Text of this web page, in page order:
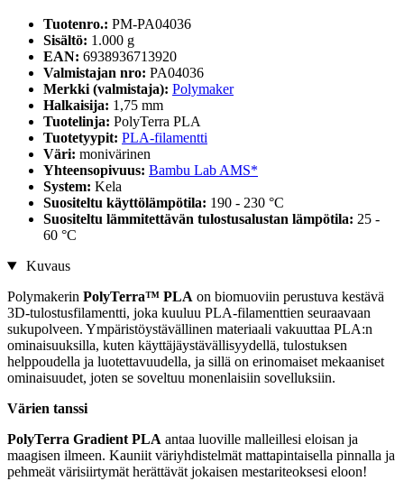
Tuotenro.: PM-PA04036
Sisältö: 1.000 g
EAN: 6938936713920
Valmistajan nro: PA04036
Merkki (valmistaja): Polymaker
Halkaisija: 1,75 mm
Tuotelinja: PolyTerra PLA
Tuotetyypit: PLA-filamentti
Väri: monivärinen
Yhteensopivuus: Bambu Lab AMS*
System: Kela
Suositeltu käyttölämpötila: 190 - 230 °C
Suositeltu lämmitettävän tulostusalustan lämpötila: 25 -
60 °C
Kuvaus
Polymakerin PolyTerra™️ PLA on biomuoviin perustuva kestävä
3D-tulostusfilamentti, joka kuuluu PLA-filamenttien seuraavaan
sukupolveen. Ympäristöystävällinen materiaali vakuuttaa PLA:n
ominaisuuksilla, kuten käyttäjäystävällisyydellä, tulostuksen
helppoudella ja luotettavuudella, ja sillä on erinomaiset mekaaniset
ominaisuudet, joten se soveltuu monenlaisiin sovelluksiin.
Värien tanssi
PolyTerra Gradient PLA antaa luoville malleillesi eloisan ja
maagisen ilmeen. Kauniit väriyhdistelmät mattapintaisella pinnalla ja
pehmeät värisiirtymät herättävät jokaisen mestariteoksesi eloon!